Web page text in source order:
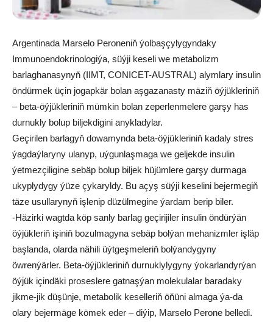
Argentinada Marselo Peroneniň ýolbaşçylygyndaky
Immunoendokrinologiýa, süýji keseli we metabolizm
barlaghanasynyň (IIMT, CONICET-AUSTRAL) alymlary insulin
öndürmek üçin jogapkär bolan aşgazanasty mäziň öýjükleriniň
– beta-öýjükleriniň mümkin bolan zeperlenmelere garşy has
durnukly bolup biljekdigini anykladylar.
Geçirilen barlagyň dowamynda beta-öýjükleriniň kadaly stres
ýagdaýlaryny ulanyp, uýgunlaşmaga we geljekde insulin
ýetmezçiligine sebäp bolup biljek hüjümlere garşy durmaga
ukyplydygy ýüze çykaryldy. Bu açyş süýji keselini bejermegiň
täze usullarynyň işlenip düzülmegine ýardam berip biler.
-Häzirki wagtda köp sanly barlag geçirijiler insulin öndürýän
öýjükleriň işiniň bozulmagyna sebäp bolýan mehanizmler işläp
başlanda, olarda nähili üýtgeşmeleriň bolýandygyny
öwrenýärler. Beta-öýjükleriniň durnuklylygyny ýokarlandyrýan
öýjük içindäki proseslere gatnaşýan molekulalar baradaky
jikme-jik düşünje, metabolik keselleriň öňüni almaga ýa-da
olary bejermäge kömek eder – diýip, Marselo Perone belledi.